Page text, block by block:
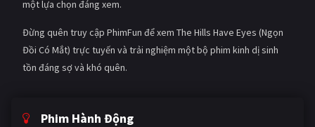
một lựa chọn đáng xem.
Đừng quên truy cập PhimFun để xem The Hills Have Eyes (Ngọn
Đồi Có Mắt) trực tuyến và trải nghiệm một bộ phim kinh dị sinh
tồn đáng sợ và khó quên.
Phim Hành Động